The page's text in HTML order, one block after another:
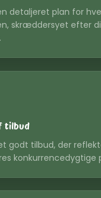
detaljeret plan for
skræddersyet efter
tilbud
godt tilbud, der
konkurrencedygtige